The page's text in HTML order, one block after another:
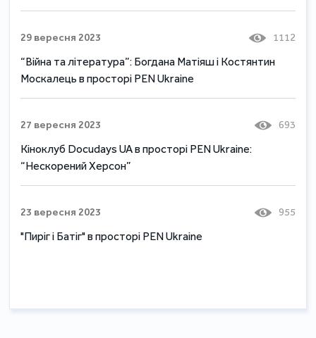
29 вересня 2023 1112
“Війна та література”: Богдана Матіяш і Костянтин
Москалець в просторі PEN Ukraine
27 вересня 2023 693
Кіноклуб Docudays UA в просторі PEN Ukraine:
“Нескорений Херсон”
23 вересня 2023 955
"Пиріг і Батіг" в просторі PEN Ukraine